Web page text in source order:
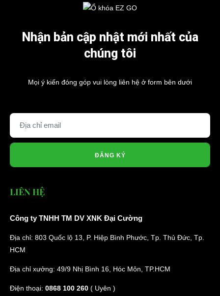
Nhận bản cập nhật mới nhất của
chúng tôi
Mọi ý kiến đóng góp vui lòng liên hệ ở form bên dưới
ĐĂNG KÝ
LIÊN HỆ
Công ty TNHH TM DV XNK Đại Cường
Địa chỉ: 803 Quốc lộ 13, P. Hiệp Bình Phước, Tp. Thủ Đức, Tp.
HCM
Địa chỉ xưởng: 49/9 Nhị Bình 16, Hóc Môn, TP.HCM
Điện thoại: 0868 100 260 ( Uyên )